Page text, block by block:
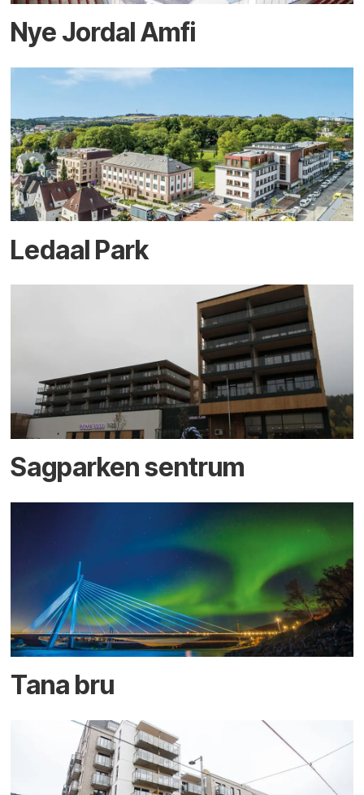
Nye Jordal Amfi
Ledaal Park
Sagparken sentrum
Tana bru